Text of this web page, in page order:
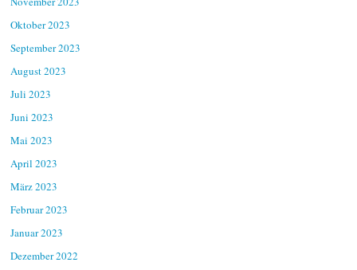
Oktober 2023
September 2023
August 2023
Juli 2023
Juni 2023
Mai 2023
April 2023
März 2023
Februar 2023
Januar 2023
Dezember 2022